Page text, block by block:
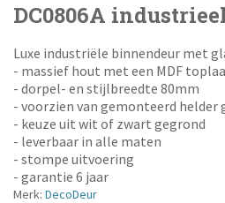
DC0806A
Luxe industriële binnendeur met
- massief hout met een MDF
- dorpel- en stijlbreedte 80mm
- voorzien van gemonteerd helder
- keuze uit wit of zwart gegrond
- leverbaar in alle maten
- stompe uitvoering
- garantie 6 jaar
Merk: DecoDeur